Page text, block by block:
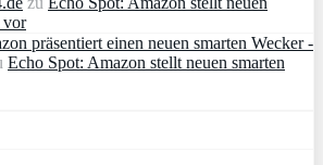
vor
präsentiert einen neuen smarten Wecker -
Echo Spot: Amazon stellt neuen smarten